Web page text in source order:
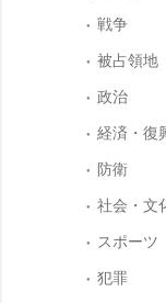
戦争
被占領地
政治
経済・復
防衛
社会・文
スポーツ
犯罪